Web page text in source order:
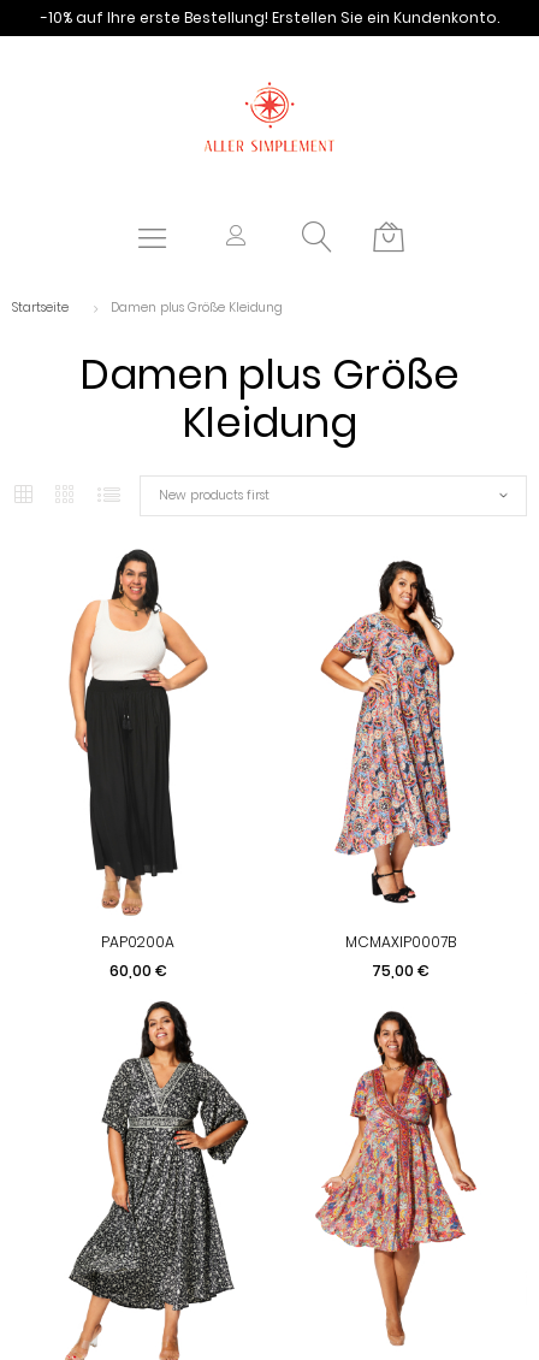
-10% auf Ihre erste Bestellung! Erstellen Sie ein Kundenkonto.
Startseite Damen plus Größe Kleidung
Damen plus Größe
Kleidung
New products first
PAP0200A
Preis
60,00 €
MCMAXIP0007B
Preis
75,00 €